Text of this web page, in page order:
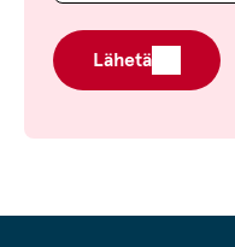
Lähetä